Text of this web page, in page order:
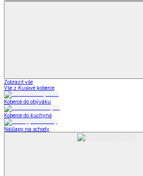
Zobrazit vše
Vše z Kusové koberce
Koberce do obýváku
Koberce do kuchyně
Nášlapy na schody